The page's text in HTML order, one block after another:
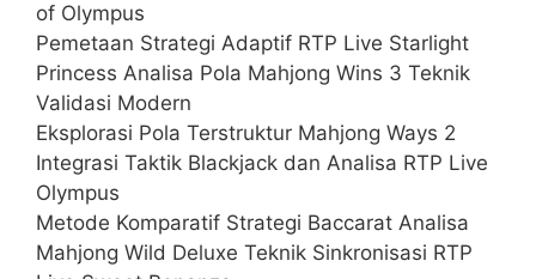
of Olympus
Pemetaan Strategi Adaptif RTP Live Starlight
Princess Analisa Pola Mahjong Wins 3 Teknik
Validasi Modern
Eksplorasi Pola Terstruktur Mahjong Ways 2
Integrasi Taktik Blackjack dan Analisa RTP Live
Olympus
Metode Komparatif Strategi Baccarat Analisa
Mahjong Wild Deluxe Teknik Sinkronisasi RTP